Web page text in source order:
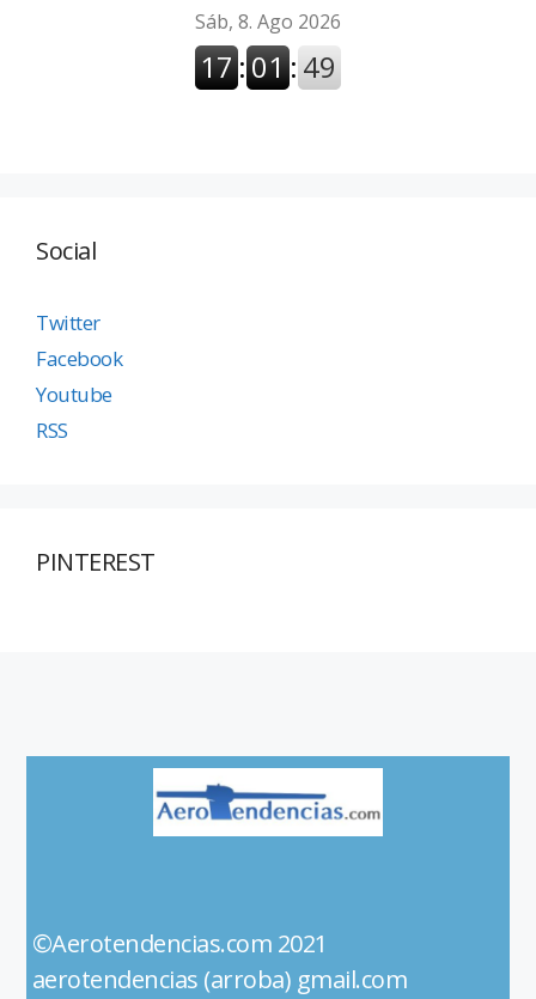
Social
Twitter
Facebook
Youtube
RSS
PINTEREST
©Aerotendencias.com 2021
aerotendencias (arroba) gmail.com